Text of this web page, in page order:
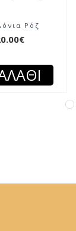
Ρόζ